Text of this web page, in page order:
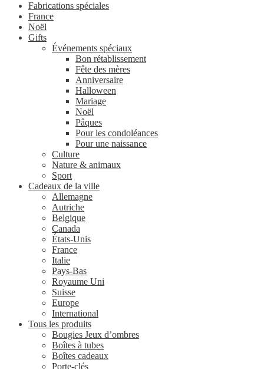
Fabrications spéciales
France
Noël
Gifts
Événements spéciaux
Bon rétablissement
Fête des mères
Anniversaire
Halloween
Mariage
Noël
Pâques
Pour les condoléances
Pour une naissance
Culture
Nature & animaux
Sport
Cadeaux de la ville
Allemagne
Autriche
Belgique
Canada
États-Unis
France
Italie
Pays-Bas
Royaume Uni
Suisse
Europe
International
Tous les produits
Bougies Jeux d’ombres
Boîtes à tubes
Boîtes cadeaux
Porte-clés